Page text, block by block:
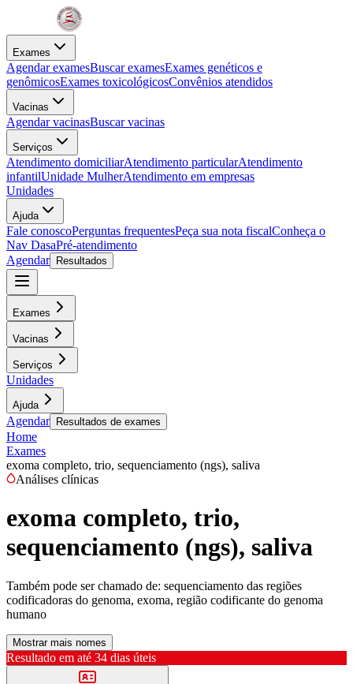
Exames
Agendar examesBuscar examesExames genéticos e
genômicosExames toxicológicosConvênios atendidos
Vacinas
Agendar vacinasBuscar vacinas
Serviços
Atendimento domiciliarAtendimento particularAtendimento
infantilUnidade MulherAtendimento em empresas
Unidades
Ajuda
Fale conoscoPerguntas frequentesPeça sua nota fiscalConheça o
Nav DasaPré-atendimento
Agendar
Resultados
Exames
Vacinas
Serviços
Unidades
Ajuda
Agendar Resultados de exames
Home
Exames
exoma completo, trio, sequenciamento (ngs), saliva
Análises clínicas
exoma completo, trio,
sequenciamento (ngs), saliva
Também pode ser chamado de: sequenciamento das regiões
codificadoras do genoma, exoma, região codificante do genoma
humano
Mostrar mais nomes
Resultado em até 34 dias úteis